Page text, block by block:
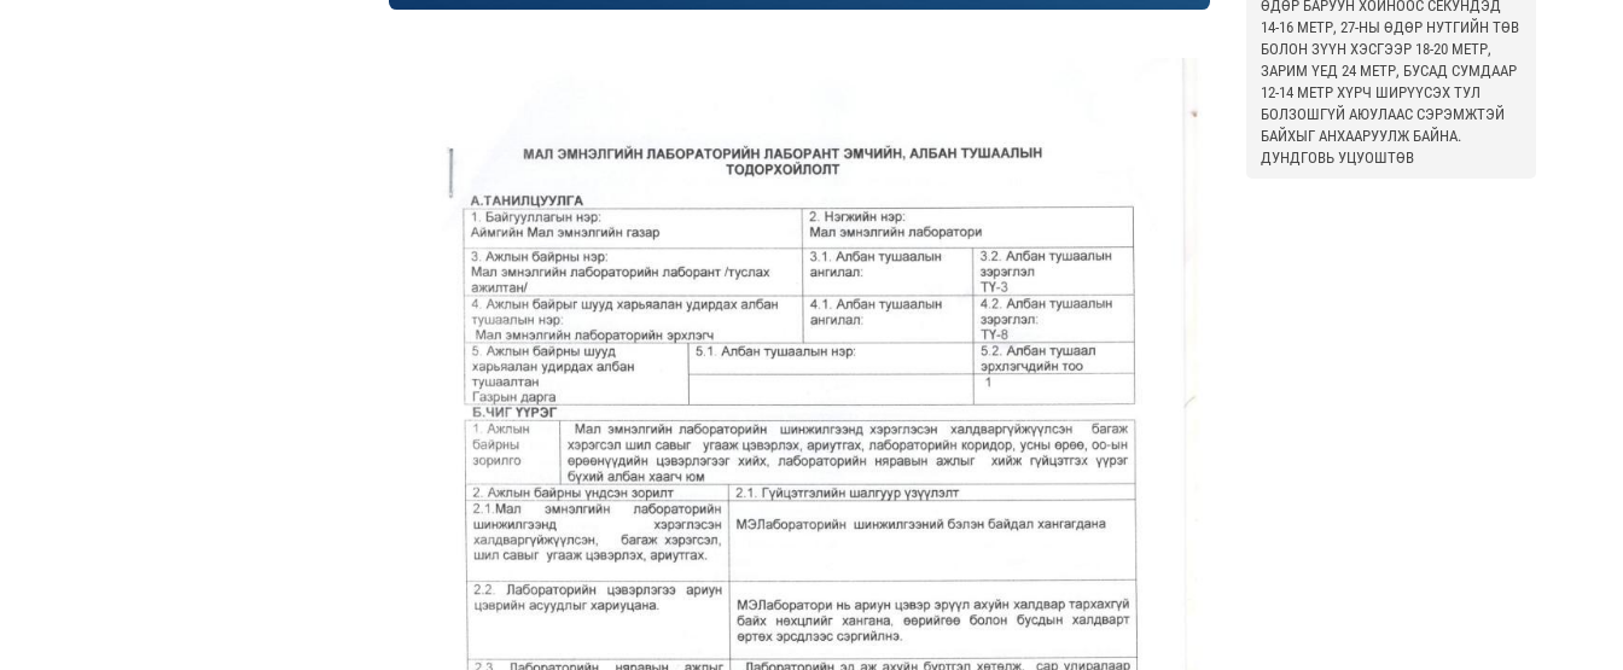
ӨДӨР БАРУУН ХОЙНООС СЕКУНДЭД
14-16 МЕТР, 27-НЫ ӨДӨР НУТГИЙН ТӨВ
БОЛОН ЗҮҮН ХЭСГЭЭР 18-20 МЕТР,
ЗАРИМ ҮЕД 24 МЕТР, БУСАД СУМДААР
12-14 МЕТР ХҮРЧ ШИРҮҮСЭХ ТУЛ
БОЛЗОШГҮЙ АЮУЛААС СЭРЭМЖТЭЙ
БАЙХЫГ АНХААРУУЛЖ БАЙНА.
ДУНДГОВЬ УЦУОШТӨВ